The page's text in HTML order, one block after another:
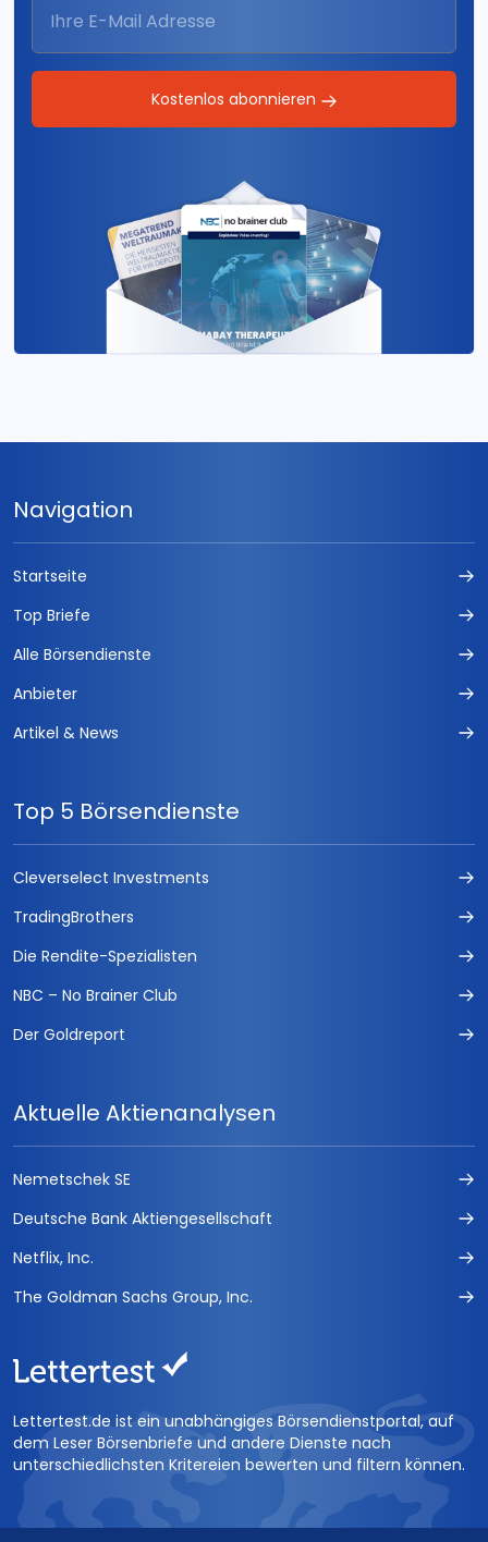
Kostenlos abonnieren
Navigation
Startseite
Top Briefe
Alle Börsendienste
Anbieter
Artikel & News
Top 5 Börsendienste
Cleverselect Investments
TradingBrothers
Die Rendite-Spezialisten
NBC – No Brainer Club
Der Goldreport
Aktuelle Aktienanalysen
Nemetschek SE
Deutsche Bank Aktiengesellschaft
Netflix, Inc.
The Goldman Sachs Group, Inc.
Lettertest.de ist ein unabhängiges Börsendienstportal, auf
dem Leser Börsenbriefe und andere Dienste nach
unterschiedlichsten Kritereien bewerten und filtern können.